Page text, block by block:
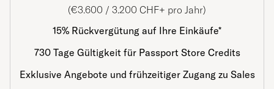
(€3.600 / 3.200 CHF+ pro Jahr)
15% Rückvergütung auf Ihre Einkäufe*
730 Tage Gültigkeit für Passport Store Credits
Exklusive Angebote und frühzeitiger Zugang zu Sales